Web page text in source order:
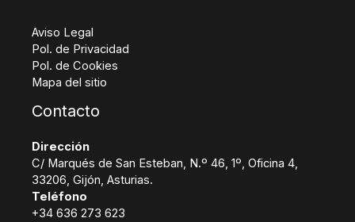
Aviso Legal
Pol. de Privacidad
Pol. de Cookies
Mapa del sitio
Contacto
Dirección
C/ Marqués de San Esteban, N.º 46, 1º, Oficina 4,
33206, Gijón, Asturias.
Teléfono
+34 636 273 623